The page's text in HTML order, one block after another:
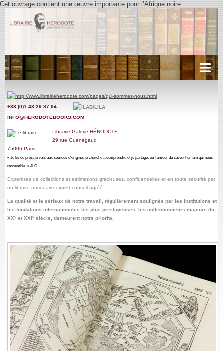
Cet ouvrage contient une œuvre importante pour l’Afrique noire
Récits de voyages
Littérature
Livres d'Heures, Manuscrits.
Miscellanées
Photographies
+33 (0)1 43 29 87 94
INFO@HERODOTEBOOKS.COM
Librairie-Galerie HÉRODOTE
29 rue Guénégaud
75006 Paris
« Je lis de près, je vais aux sources d'origine, je cherche à comprendre et je partage, ou l'amour du savoir humain qui nous
rassemble. » JLC
Expertises de collections et estimations gracieuses, confidentielles et en toute sécurité par
un libraire-antiquaire expert-conseil agréé.
La qualité et le sérieux de notre travail, régulièrement soulignés par les institutions et
les fondations internationales les plus prestigieuses, les collectionneurs majeurs du
XXe et XXIe siècle, demeurent notre priorité.